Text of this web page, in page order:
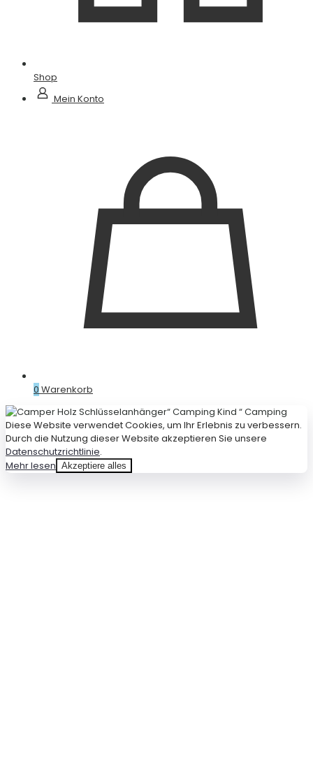
Shop
Mein Konto
0 Warenkorb
Diese Website verwendet Cookies, um Ihr Erlebnis zu verbessern.
Durch die Nutzung dieser Website akzeptieren Sie unsere
Datenschutzrichtlinie.
Mehr lesen Akzeptiere alles